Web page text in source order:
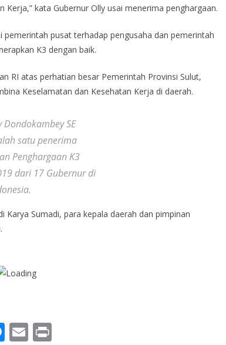
kata Gubernur Olly usai menerima penghargaan.
pusat terhadap pengusaha dan pemerintah
K3 dengan baik.
RI atas perhatian besar Pemerintah Provinsi Sulut,
Keselamatan dan Kesehatan Kerja di daerah.
SE
satu penerima
Penghargaan K3
dari 17 Gubernur di
Sumadi, para kepala daerah dan pimpinan
M E